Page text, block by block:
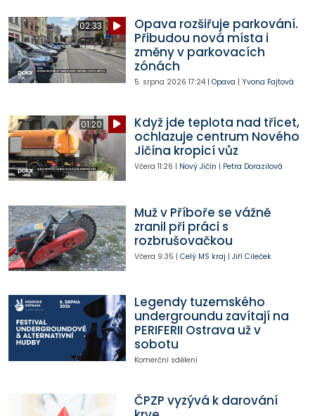
02:33
Opava rozšiřuje parkování.
Přibudou nová místa i
změny v parkovacích
zónách
5. srpna 2026 17:24| Opava | Yvona Fajtová
01:20
Když jde teplota nad třicet,
ochlazuje centrum Nového
Jičína kropicí vůz
Včera 11:26 | Nový Jičín | Petra Dorazilová
Muž v Příboře se vážně
zranil při práci s
rozbrušovačkou
Včera 9:35 | Celý MS kraj | Jiří Cileček
Legendy tuzemského
undergroundu zavítají na
PERIFERII Ostrava už v
sobotu
Komerční sdělení
ČPZP vyzývá k darování